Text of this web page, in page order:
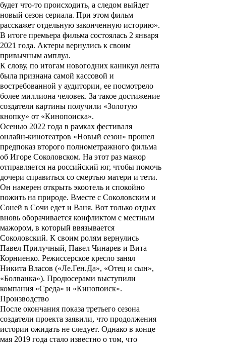
будет что-то происходить, а следом выйдет
новый сезон сериала. При этом фильм
расскажет отдельную законченную историю».
В итоге премьера фильма состоялась 2 января
2021 года. Актеры вернулись к своим
привычным амплуа.
К слову, по итогам новогодних каникул лента
была признана самой кассовой и
востребованной у аудитории, ее посмотрело
более миллиона человек. За такое достижение
создатели картины получили «Золотую
кнопку» от «Кинопоиска».
Осенью 2022 года в рамках фестиваля
онлайн-кинотеатров «Новый сезон» прошел
предпоказ второго полнометражного фильма
об Игоре Соколовском. На этот раз мажор
отправляется на российский юг, чтобы помочь
дочери справиться со смертью матери и тети.
Он намерен открыть экоотель и спокойно
пожить на природе. Вместе с Соколовским и
Соней в Сочи едет и Ваня. Вот только отдых
вновь оборачивается конфликтом с местным
мажором, в который ввязывается
Соколовский. К своим ролям вернулись
Павел Прилучный, Павел Чинарев и Вита
Корниенко. Режиссерское кресло занял
Никита Власов («Ле.Ген.Да», «Отец и сын»,
«Болванка»). Продюсерами выступили
компания «Среда» и «Кинопоиск».
Производство
После окончания показа третьего сезона
создатели проекта заявили, что продолжения
истории ожидать не следует. Однако в конце
мая 2019 года стало известно о том, что